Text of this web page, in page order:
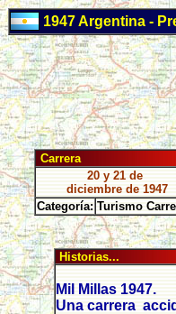
1947 Argentina -
Carrera
20 y 21 de
diciembre de 1947
Categoría: Turismo
Historias...
Mil Millas 1947.
Una carrera